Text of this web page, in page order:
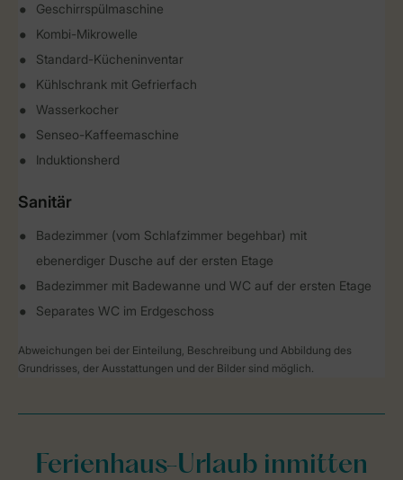
Geschirrspülmaschine
Kombi-Mikrowelle
Standard-Kücheninventar
Kühlschrank mit Gefrierfach
Wasserkocher
Senseo-Kaffeemaschine
Induktionsherd
Sanitär
Badezimmer (vom Schlafzimmer begehbar) mit
ebenerdiger Dusche auf der ersten Etage
Badezimmer mit Badewanne und WC auf der ersten Etage
Separates WC im Erdgeschoss
Abweichungen bei der Einteilung, Beschreibung und Abbildung des
Grundrisses, der Ausstattungen und der Bilder sind möglich.
Ferienhaus-Urlaub inmitten